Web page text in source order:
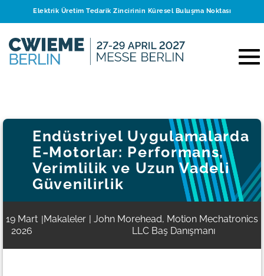
Elektrik Üretim Tedarik Zincirinin Küresel Buluşma Noktası
Endüstriyel Uygulamalarda
E-Motorlar: Performans,
Verimlilik ve Uzun Vadeli
Güvenilirlik
19 Mart
2026
|Makaleler | John Morehead, Motion Mechatronics
LLC Baş Danışmanı